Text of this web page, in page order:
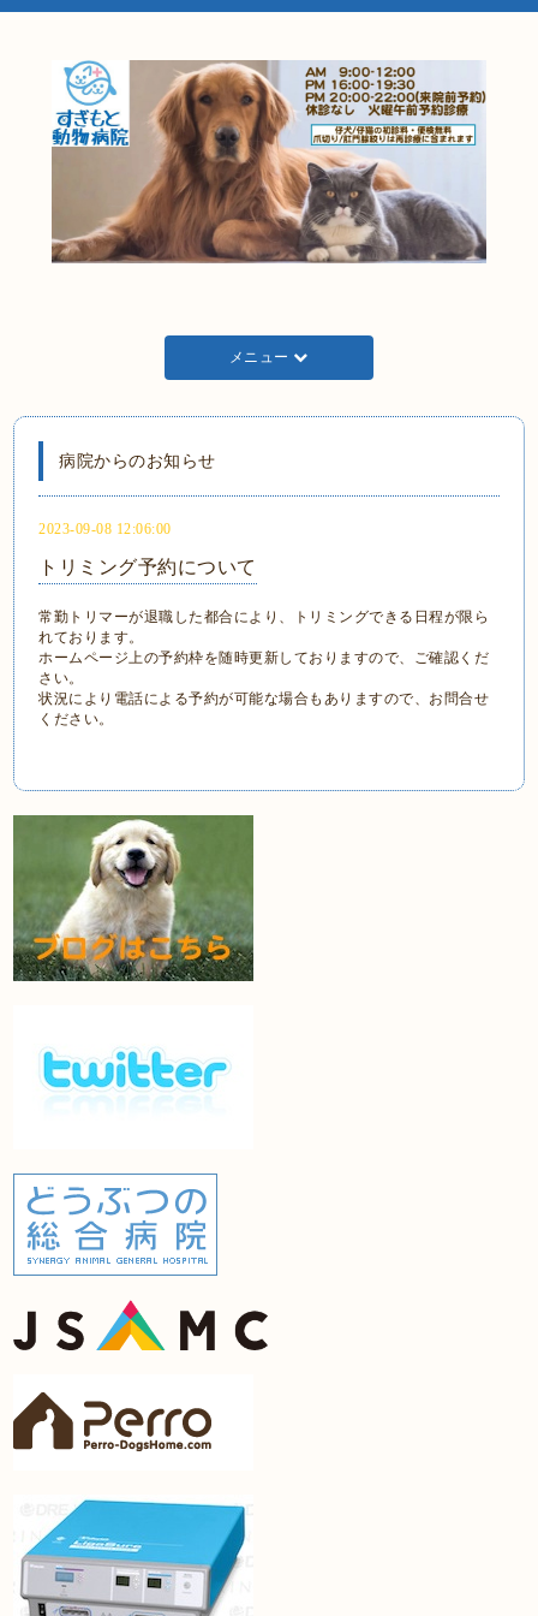
メニュー
病院からのお知らせ
2023-09-08 12:06:00
トリミング予約について
常勤トリマーが退職した都合により、トリミングできる日程が限ら
れております。
ホームページ上の予約枠を随時更新しておりますので、ご確認くだ
さい。
状況により電話による予約が可能な場合もありますので、お問合せ
ください。